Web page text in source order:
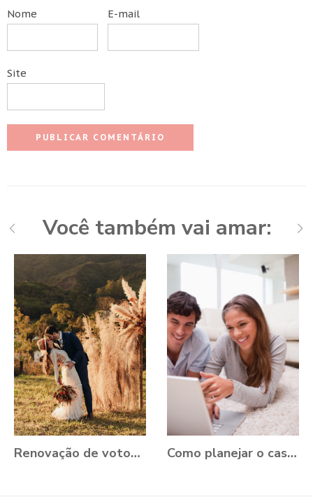
Nome E-mail
Site
Você também vai amar:
Renovação de votos: Aline e Danilo, Ouro Preto - MG Como planejar o casamento durante a Pandemia?